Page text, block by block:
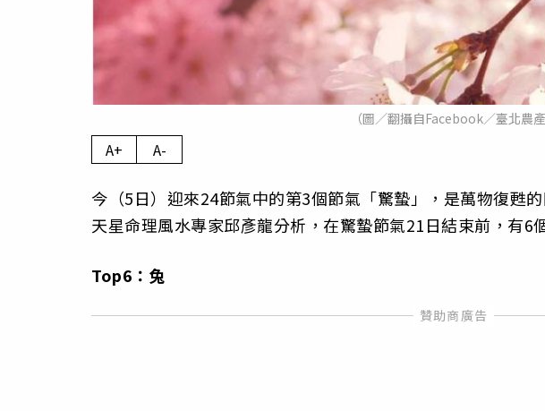
（圖／翻攝自Facebook／臺北農產
A+ A-
今（5日）迎來24節氣中的第3個節氣「驚蟄」，是萬物復甦
天星命理風水專家邱彥龍分析，在驚蟄節氣21日結束前，有6
Top6：兔